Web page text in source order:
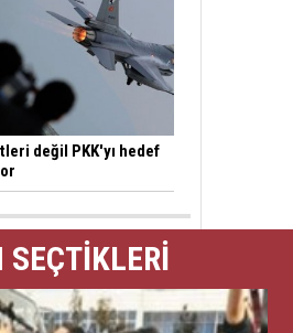
değil PKK'yı hedef
SEÇTİKLERİ